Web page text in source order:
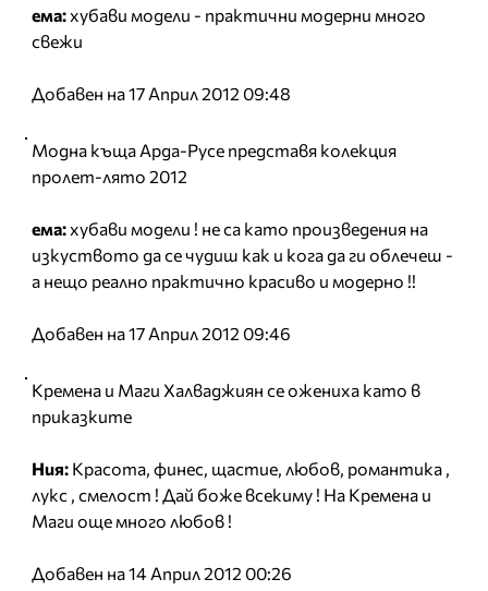
ема:хубави модели - практични модерни много
свежи
Добавен на 17 Април 2012 09:48
Модна къща Арда-Русе представя колекция
пролет-лято 2012
ема:хубави модели ! не са като произведения на
изкуството да се чудиш как и кога да ги облечеш -
а нещо реално практично красиво и модерно !!
Добавен на 17 Април 2012 09:46
Кремена и Маги Халваджиян се ожениха като в
приказките
Ния: Красота, финес, щастие, любов, романтика ,
лукс , смелост ! Дай боже всекиму ! На Кремена и
Маги още много любов !
Добавен на 14 Април 2012 00:26